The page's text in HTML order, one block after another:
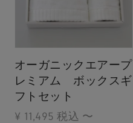
オーガニックエアープ
レミアム ボックスギ
フトセット
¥ 11,495 税込 〜